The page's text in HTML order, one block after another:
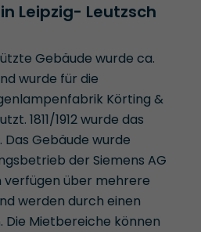
Leipzig- Leutzsch
Gebäude wurde ca.
wurde für die
Körting &
1811/1912 wurde das
Gebäude wurde
der Siemens AG
verfügen über mehrere
werden durch einen
Die Mietbereiche können